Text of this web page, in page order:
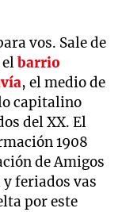
vos. Sale de
elbarrio
, el medio de
capitalino
del XX. El
1908
de Amigos
y feriados vas
por este